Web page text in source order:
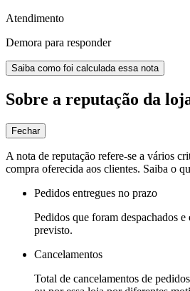
Atendimento
Demora para responder
Saiba como foi calculada essa nota
Sobre a reputação da
Fechar
A nota de reputação refere-se a vários
compra oferecida aos clientes. Saiba o
Pedidos entregues no prazo
Pedidos que foram despachados e
previsto.
Cancelamentos
Total de cancelamentos de